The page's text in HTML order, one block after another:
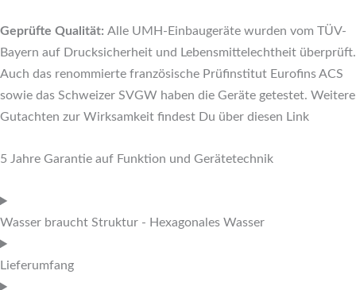
Geprüfte Qualität: Alle UMH-Einbaugeräte wurden vom TÜV-
Bayern auf Drucksicherheit und Lebensmittelechtheit überprüft.
Auch das renommierte französische Prüfinstitut Eurofins ACS
sowie das Schweizer SVGW haben die Geräte getestet. Weitere
Gutachten zur Wirksamkeit findest Du über diesen Link
5 Jahre Garantie auf Funktion und Gerätetechnik
Wasser braucht Struktur - Hexagonales Wasser
Lieferumfang